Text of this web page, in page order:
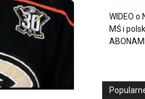
WIDEO o
MŚ i